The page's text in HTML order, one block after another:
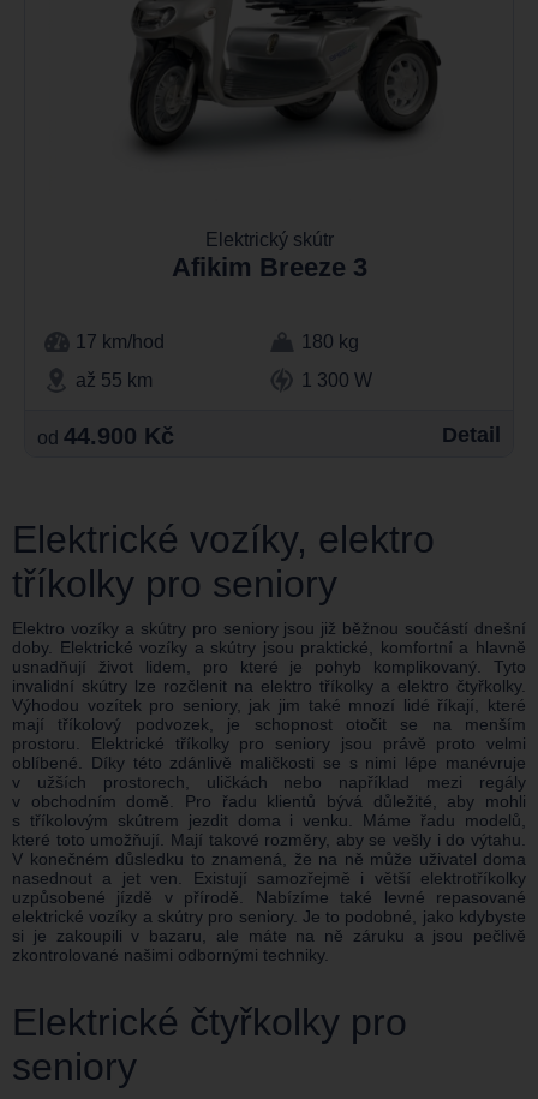
Elektrický skútr
Afikim Breeze 3
17 km/hod
180 kg
až 55 km
1 300 W
od 44.900 Kč Detail
Elektrické vozíky, elektro
tříkolky pro seniory
Elektro vozíky a skútry pro seniory jsou již běžnou součástí dnešní
doby. Elektrické vozíky a skútry jsou praktické, komfortní a hlavně
usnadňují život lidem, pro které je pohyb komplikovaný. Tyto
invalidní skútry lze rozčlenit na elektro tříkolky a elektro čtyřkolky.
Výhodou vozítek pro seniory, jak jim také mnozí lidé říkají, které
mají tříkolový podvozek, je schopnost otočit se na menším
prostoru. Elektrické tříkolky pro seniory jsou právě proto velmi
oblíbené. Díky této zdánlivě maličkosti se s nimi lépe manévruje
v užších prostorech, uličkách nebo například mezi regály
v obchodním domě. Pro řadu klientů bývá důležité, aby mohli
s tříkolovým skútrem jezdit doma i venku. Máme řadu modelů,
které toto umožňují. Mají takové rozměry, aby se vešly i do výtahu.
V konečném důsledku to znamená, že na ně může uživatel doma
nasednout a jet ven. Existují samozřejmě i větší elektrotříkolky
uzpůsobené jízdě v přírodě. Nabízíme také levné repasované
elektrické vozíky a skútry pro seniory. Je to podobné, jako kdybyste
si je zakoupili v bazaru, ale máte na ně záruku a jsou pečlivě
zkontrolované našimi odbornými techniky.
Elektrické čtyřkolky pro
seniory